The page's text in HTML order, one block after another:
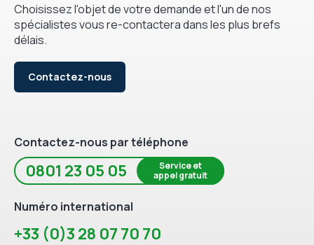
Choisissez l'objet de votre demande et l'un de nos
spécialistes vous re-contactera dans les plus brefs
délais.
Contactez-nous
Contactez-nous par téléphone
0801 23 05 05
Service et
appel gratuit
Numéro international
+33 (0)3 28 07 70 70